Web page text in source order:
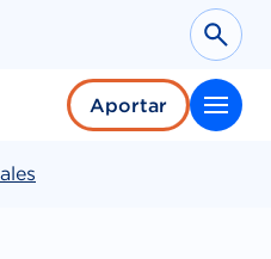
Aportar